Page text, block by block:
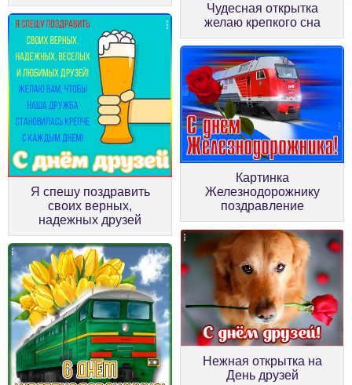
Чудесная открытка
желаю крепкого сна
Я спешу поздравить
своих верных,
надежных друзей
Картинка
Железнодорожнику
поздравление
Нежная открытка на
День друзей